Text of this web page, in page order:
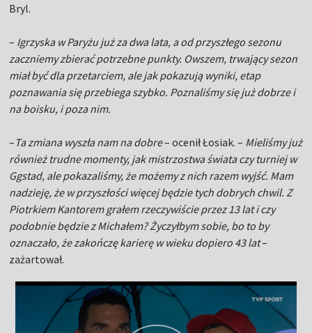
Bryl.
– Igrzyska w Paryżu już za dwa lata, a od przyszłego sezonu
zaczniemy zbierać potrzebne punkty. Owszem, trwający sezon
miał być dla przetarciem, ale jak pokazują wyniki, etap
poznawania się przebiega szybko. Poznaliśmy się już dobrze i
na boisku, i poza nim.
– Ta zmiana wyszła nam na dobre– ocenił Łosiak. – Mieliśmy już
również trudne momenty, jak mistrzostwa świata czy turniej w
Ggstad, ale pokazaliśmy, że możemy z nich razem wyjść. Mam
nadzieję, że w przyszłości więcej będzie tych dobrych chwil. Z
Piotrkiem Kantorem grałem rzeczywiście przez 13 lat i czy
podobnie będzie z Michałem? Życzyłbym sobie, bo to by
oznaczało, że zakończę karierę w wieku dopiero 43 lat–
zażartował.